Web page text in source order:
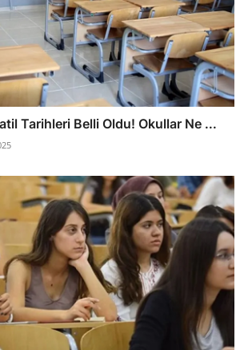
Tarihleri Belli Oldu! Okullar Ne ...